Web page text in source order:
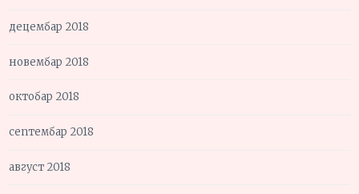
децембар 2018
новембар 2018
октобар 2018
септембар 2018
август 2018